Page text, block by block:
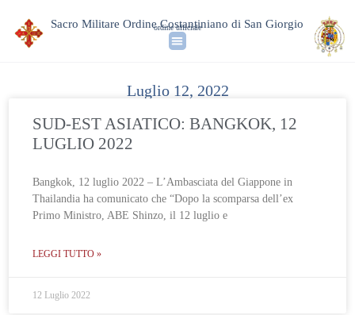
Sacro Militare Ordine Costantiniano di San Giorgio
ordine ufficiale
Luglio 12, 2022
SUD-EST ASIATICO: BANGKOK, 12
LUGLIO 2022
Bangkok, 12 luglio 2022 – L’Ambasciata del Giappone in
Thailandia ha comunicato che “Dopo la scomparsa dell’ex
Primo Ministro, ABE Shinzo, il 12 luglio e
LEGGI TUTTO »
12 Luglio 2022